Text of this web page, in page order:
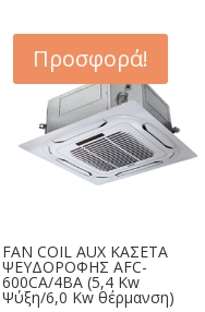
€555,00.είναι:
€368,00.
Προσφορά!
FAN COIL AUX ΚΑΣΕΤΑ
ΨΕΥΔΟΡΟΦΗΣ AFC-
600CA/4BA (5,4 Kw
Ψύξη/6,0 Kw θέρμανση)